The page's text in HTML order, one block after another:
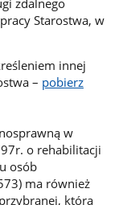
Starostwa, w
innej
– pobierz
w
o rehabilitacji
osób
ma również
która